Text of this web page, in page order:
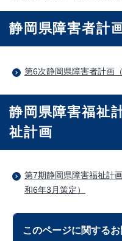
静岡県障害者計
第6次静岡県障害者計画
静岡県障害福祉
祉計画
第7期静岡県障害福祉計
和6年3月策定）
このページに関する